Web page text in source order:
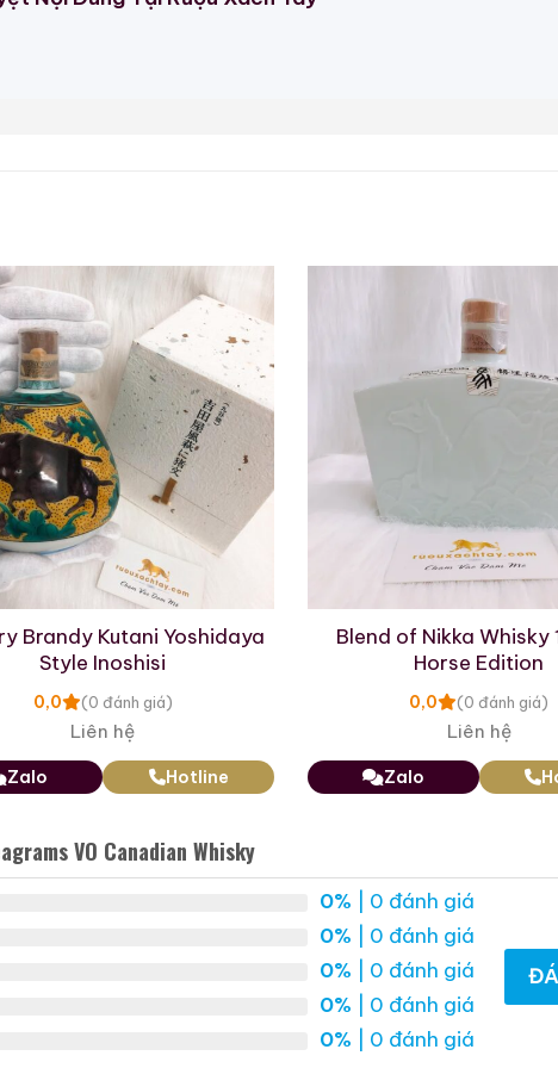
đời và quý hiếm, được ủ đặc biệt trong thùng gỗ sồi.
vừa phải, với gia vị lúa mạch đen và vị ngọt của gỗ sồi
thời đại, và có lý do chính đáng để lưu giữ ký ức này!
Rượu Trung Quốc
Châu Ngũ Sao – Cáp
Họa Hữu Nghị 2021
(Kweichow Moutai 15
Year Old) 2025
500ml / 53%
0,0 (0 đánh giá)
23.750.000₫
Zalo Hotline
Brandy Kutani Yoshidaya
Style Inoshisi
0,0 (0 đánh giá)
Liên hệ
Zalo Hotline
Blend of Nikka Whisky
Horse Edition
0,0 (0 đánh giá)
Liên hệ
Zalo
VO Canadian Whisky
0% | 0 đánh giá
0% | 0 đánh giá
0% | 0 đánh giá
0% | 0 đánh giá
0% | 0 đánh giá